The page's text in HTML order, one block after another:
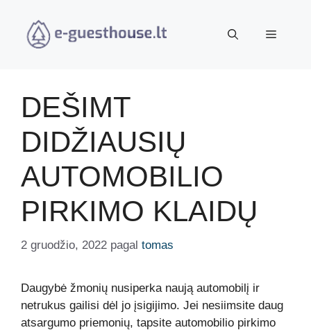
turinio
Meniu
DEŠIMT
DIDŽIAUSIŲ
AUTOMOBILIO
PIRKIMO KLAIDŲ
2 gruodžio, 2022 pagal tomas
Daugybė žmonių nusiperka naują automobilį ir
netrukus gailisi dėl jo įsigijimo. Jei nesiimsite daug
atsargumo priemonių, tapsite automobilio pirkimo